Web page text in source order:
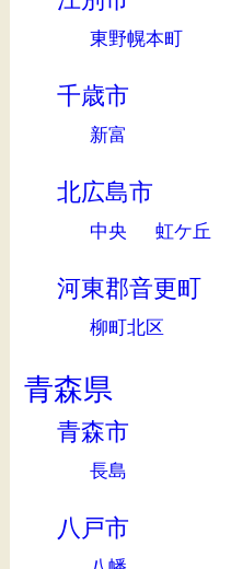
東野幌本町
千歳市
新富
北広島市
中央 虹ケ丘
河東郡音更町
柳町北区
青森県
青森市
長島
八戸市